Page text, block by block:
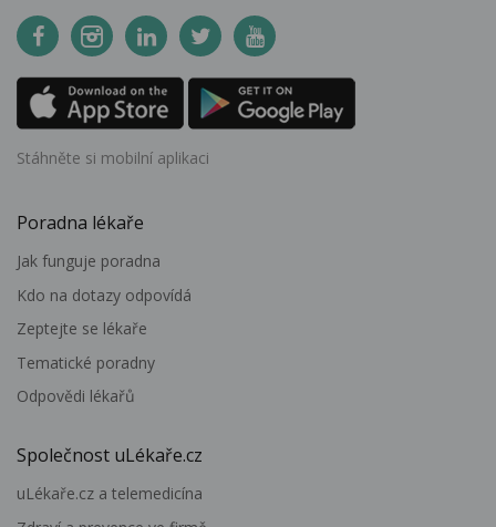
Stáhněte si mobilní aplikaci
Poradna lékaře
Jak funguje poradna
Kdo na dotazy odpovídá
Zeptejte se lékaře
Tematické poradny
Odpovědi lékařů
Společnost uLékaře.cz
uLékaře.cz a telemedicína